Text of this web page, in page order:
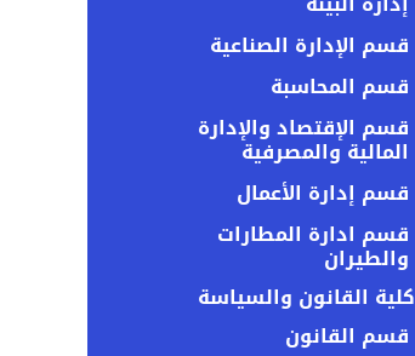
قسم الإدارة الصناعية
قسم المحاسبة
قسم الإقتصاد والإدارة
المالية والمصرفية
قسم إدارة الأعمال
قسم ادارة المطارات
والطيران
كلية القانون والسياسة
قسم القانون